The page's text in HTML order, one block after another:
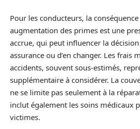
Pour les conducteurs, la
augmentation des primes est une
accrue, qui peut influencer la
assurance ou d’en changer. Les frais
accidents, souvent sous-estimés,
supplémentaire à considérer. La
ne se limite pas seulement à la
inclut également les soins médicaux
victimes.